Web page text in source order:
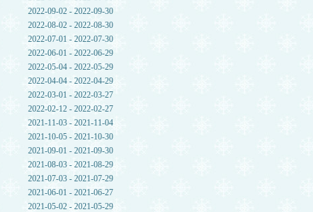
2022-09-02 - 2022-09-30
2022-08-02 - 2022-08-30
2022-07-01 - 2022-07-30
2022-06-01 - 2022-06-29
2022-05-04 - 2022-05-29
2022-04-04 - 2022-04-29
2022-03-01 - 2022-03-27
2022-02-12 - 2022-02-27
2021-11-03 - 2021-11-04
2021-10-05 - 2021-10-30
2021-09-01 - 2021-09-30
2021-08-03 - 2021-08-29
2021-07-03 - 2021-07-29
2021-06-01 - 2021-06-27
2021-05-02 - 2021-05-29